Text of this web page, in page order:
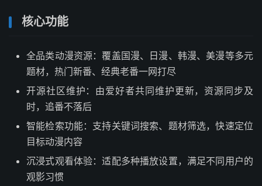
核心功能
全品类动漫资源：覆盖国漫、日漫、韩漫、美漫等多元
题材，热门新番、经典老番一网打尽
开源社区维护：由爱好者共同维护更新，资源同步及
时，追番不落后
智能检索功能：支持关键词搜索、题材筛选，快速定位
目标动漫内容
沉浸式观看体验：适配多种播放设置，满足不同用户的
观影习惯